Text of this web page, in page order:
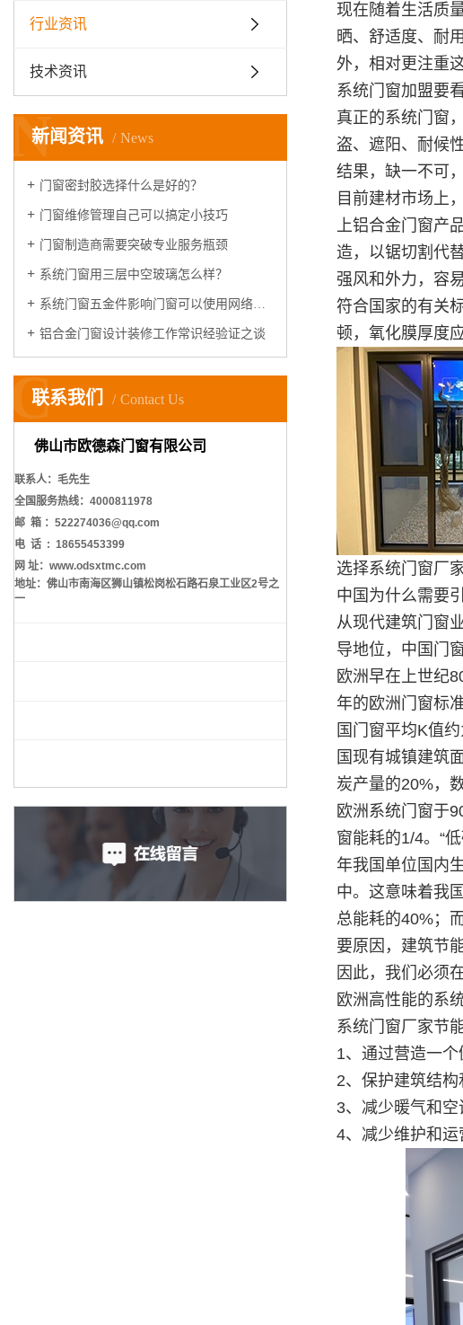
行业资讯
技术资讯
新闻资讯 News
N
门窗密封胶选择什么是好的？
门窗维修管理自己可以搞定小技巧
门窗制造商需要突破专业服务瓶颈
系统门窗用三层中空玻璃怎么样？
系统门窗五金件影响门窗可以使用网络寿命
铝合金门窗设计装修工作常识经验证之谈
联系我们 Contact Us
C
佛山市欧德森门窗有限公司
联系人：毛先生
全国服务热线：4000811978
邮 箱 ：522274036@qq.com
电 话 : 18655453399
网 址：www.odsxtmc.com
地址：佛山市南海区狮山镇松岗松石路石泉工业区2号之
一
现在随着生活质
晒、舒适度、耐
外，相对更注重
系统门窗加盟要
真正的系统门窗
盗、遮阳、耐候
结果，缺一不可
目前建材市场上
上铝合金门窗产
造，以锯切割代
强风和外力，容
符合国家的有关
顿，氧化膜厚度
选择系统门窗厂
中国为什么需要
从现代建筑门窗
导地位，中国门
欧洲早在上世纪
年的欧洲门窗标
国门窗平均K值
国现有城镇建筑
炭产量的20%，
欧洲系统门窗于
窗能耗的1/4。“
年我国单位国内
中。这意味着我
总能耗的40%；
要原因，建筑节
因此，我们必须
欧洲高性能的系
系统门窗厂家节
1、通过营造一个
2、保护建筑结构
3、减少暖气和空
4、减少维护和运